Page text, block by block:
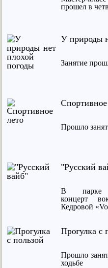
прошел в
У природы
Занятие
Спортивное
Прошло
"Русский
В
концерт
Кедровой
Прогулка с
Прошло
ходьбе